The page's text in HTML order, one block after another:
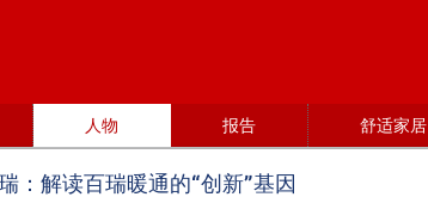
人物 报告 舒适家居
：解读百瑞暖通的“创新”基因